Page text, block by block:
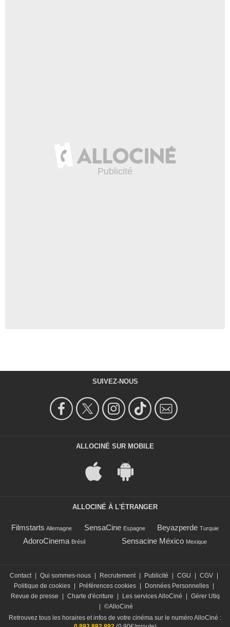
SUIVEZ-NOUS
ALLOCINÉ SUR MOBILE
ALLOCINÉ À L'ÉTRANGER
Filmstarts Allemagne SensaCine Espagne Beyazperde Turquie
AdoroCinema Brésil Sensacine México Mexique
Contact | Qui sommes-nous | Recrutement | Publicité | CGU | CGV |
Politique de cookies | Préférences cookies | Données Personnelles |
Revue de presse
| Charte d'écriture | Les services AlloCiné | Gérer Utiq
| ©AlloCiné
Retrouvez tous les horaires et infos de votre cinéma sur le numéro AlloCiné :